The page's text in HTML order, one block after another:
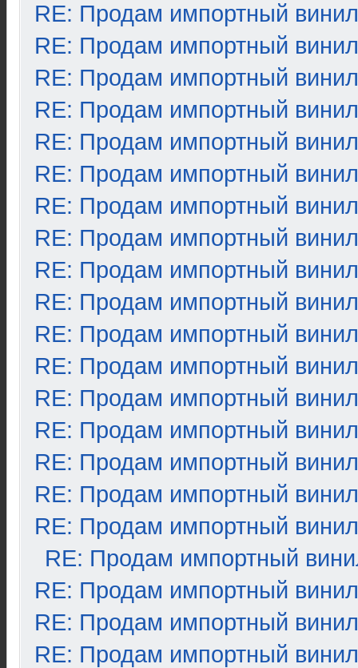
RE: Продам импортный винил
RE: Продам импортный винил
RE: Продам импортный винил
RE: Продам импортный винил
RE: Продам импортный винил
RE: Продам импортный винил
RE: Продам импортный винил
RE: Продам импортный винил
RE: Продам импортный винил
RE: Продам импортный винил
RE: Продам импортный винил
RE: Продам импортный винил
RE: Продам импортный винил
RE: Продам импортный винил
RE: Продам импортный винил
RE: Продам импортный винил
RE: Продам импортный винил
RE: Продам импортный
RE: Продам импортный винил
RE: Продам импортный винил
RE: Продам импортный винил